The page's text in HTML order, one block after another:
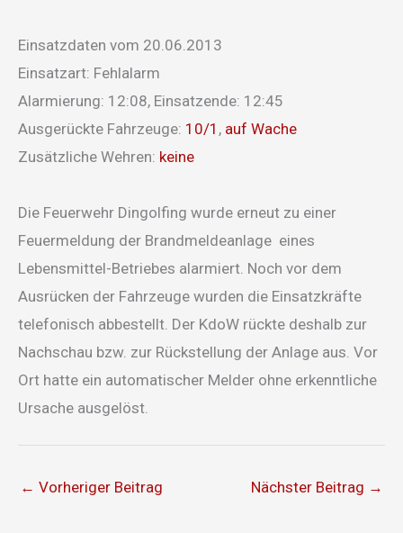
Einsatzdaten vom 20.06.2013
Einsatzart: Fehlalarm
Alarmierung: 12:08, Einsatzende: 12:45
Ausgerückte Fahrzeuge: 10/1 , auf Wache
Zusätzliche Wehren: keine
Die Feuerwehr Dingolfing wurde erneut zu einer
Feuermeldung der Brandmeldeanlage eines
Lebensmittel-Betriebes alarmiert. Noch vor dem
Ausrücken der Fahrzeuge wurden die Einsatzkräfte
telefonisch abbestellt. Der KdoW rückte deshalb zur
Nachschau bzw. zur Rückstellung der Anlage aus. Vor
Ort hatte ein automatischer Melder ohne erkenntliche
Ursache ausgelöst.
← Vorheriger Beitrag Nächster Beitrag →